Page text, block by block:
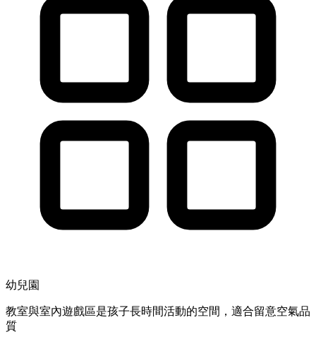
幼兒園
教室與室內遊戲區是孩子長時間活動的空間，適合留意空氣品
質